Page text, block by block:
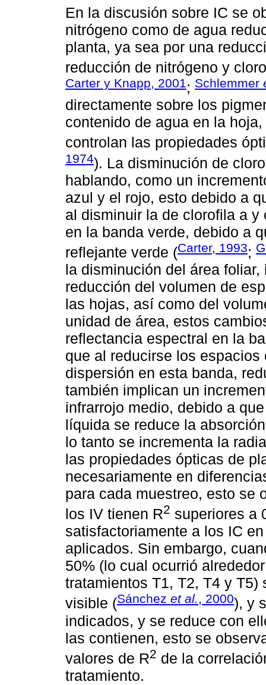
En la discusión sobre IC se
nitrógeno como de agua
planta, ya sea por una
reducción de nitrógeno y
Carter y Knapp, 2001; Schlemmer
directamente sobre los
contenido de agua en la
controlan las propiedades
1974). La disminución de
hablando, como un
azul y el rojo, esto debido a
al disminuir la de clorofila a
en la banda verde, debido a
reflejante verde (Carter, 1993;
la disminución del área
reducción del volumen de
las hojas, así como del
unidad de área, estos
reflectancia espectral en la
que al reducirse los
dispersión en esta banda,
también implican un
infrarrojo medio, debido a
líquida se reduce la
lo tanto se incrementa la
las propiedades ópticas de
necesariamente en
para cada muestreo, esto se
los IV tienen R2 superiores a
satisfactoriamente a los IC
aplicados. Sin embargo,
50% (lo cual ocurrió
tratamientos T1, T2, T4 y
visible (Sánchez et al., 2000), y
indicados, y se reduce con
las contienen, esto se
valores de R2 de la
tratamiento.